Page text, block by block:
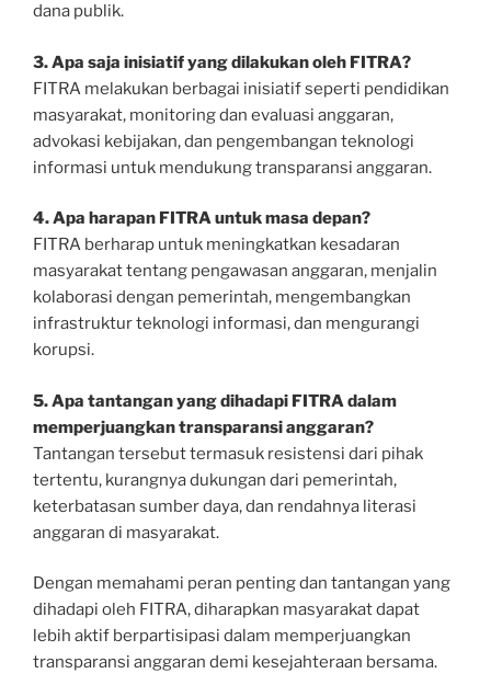
dana publik.
3. Apa saja inisiatif yang dilakukan oleh FITRA?
FITRA melakukan berbagai inisiatif seperti pendidikan
masyarakat, monitoring dan evaluasi anggaran,
advokasi kebijakan, dan pengembangan teknologi
informasi untuk mendukung transparansi anggaran.
4. Apa harapan FITRA untuk masa depan?
FITRA berharap untuk meningkatkan kesadaran
masyarakat tentang pengawasan anggaran, menjalin
kolaborasi dengan pemerintah, mengembangkan
infrastruktur teknologi informasi, dan mengurangi
korupsi.
5. Apa tantangan yang dihadapi FITRA dalam
memperjuangkan transparansi anggaran?
Tantangan tersebut termasuk resistensi dari pihak
tertentu, kurangnya dukungan dari pemerintah,
keterbatasan sumber daya, dan rendahnya literasi
anggaran di masyarakat.
Dengan memahami peran penting dan tantangan yang
dihadapi oleh FITRA, diharapkan masyarakat dapat
lebih aktif berpartisipasi dalam memperjuangkan
transparansi anggaran demi kesejahteraan bersama.